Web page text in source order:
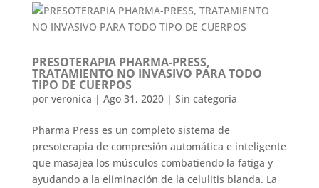
PRESOTERAPIA PHARMA-PRESS,
TRATAMIENTO NO INVASIVO PARA TODO
TIPO DE CUERPOS
por veronica | Ago 31, 2020| Sin categoría
Pharma Press es un completo sistema de
presoterapia de compresión automática e inteligente
que masajea los músculos combatiendo la fatiga y
ayudando a la eliminación de la celulitis blanda. La